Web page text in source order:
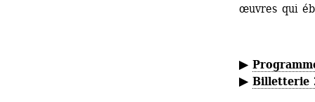
œuvres qui
▶
▶ Billetterie